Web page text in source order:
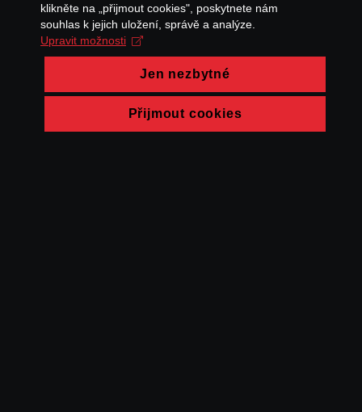
klikněte na „přijmout cookies", poskytnete nám
souhlas k jejich uložení, správě a analýze.
Upravit možnosti
Jen nezbytné
Přijmout cookies